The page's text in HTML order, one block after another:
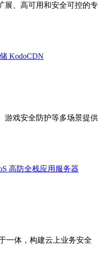
展、高可用和安全可控的专
KodoCDN
游戏安全防护等多场景提供
高防全栈应用服务器
一体，构建云上业务安全